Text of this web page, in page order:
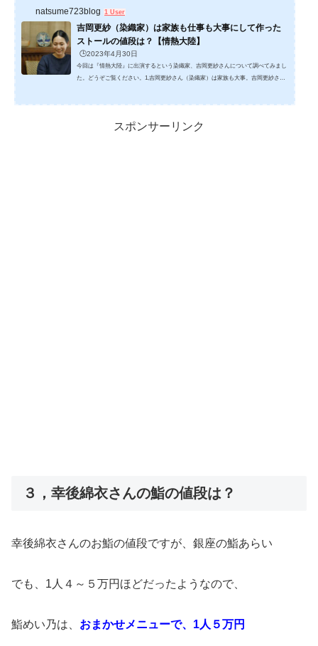
natsume723blog 1 User
吉岡更紗（染織家）は家族も仕事も大事にして作った
ストールの値段は？【情熱大陸】
🕒️2023年4月30日
今回は『情熱大陸』に出演するという染織家、吉岡更紗さんについて調べてみまし
た。どうぞご覧ください。1,吉岡更紗さん（染織家）は家族も大事。吉岡更紗さん
ッセイ・ミヤケに勤めますが、染司よしおか を継ぐことを考えて、愛媛県の西予市
スポンサーリンク
３，幸後綿衣さんの鮨の値段は？
幸後綿衣さんのお鮨の値段ですが、銀座の鮨あらい
でも、1人４～５万円ほどだったようなので、
鮨めい乃は、 おまかせメニューで、1人５万円